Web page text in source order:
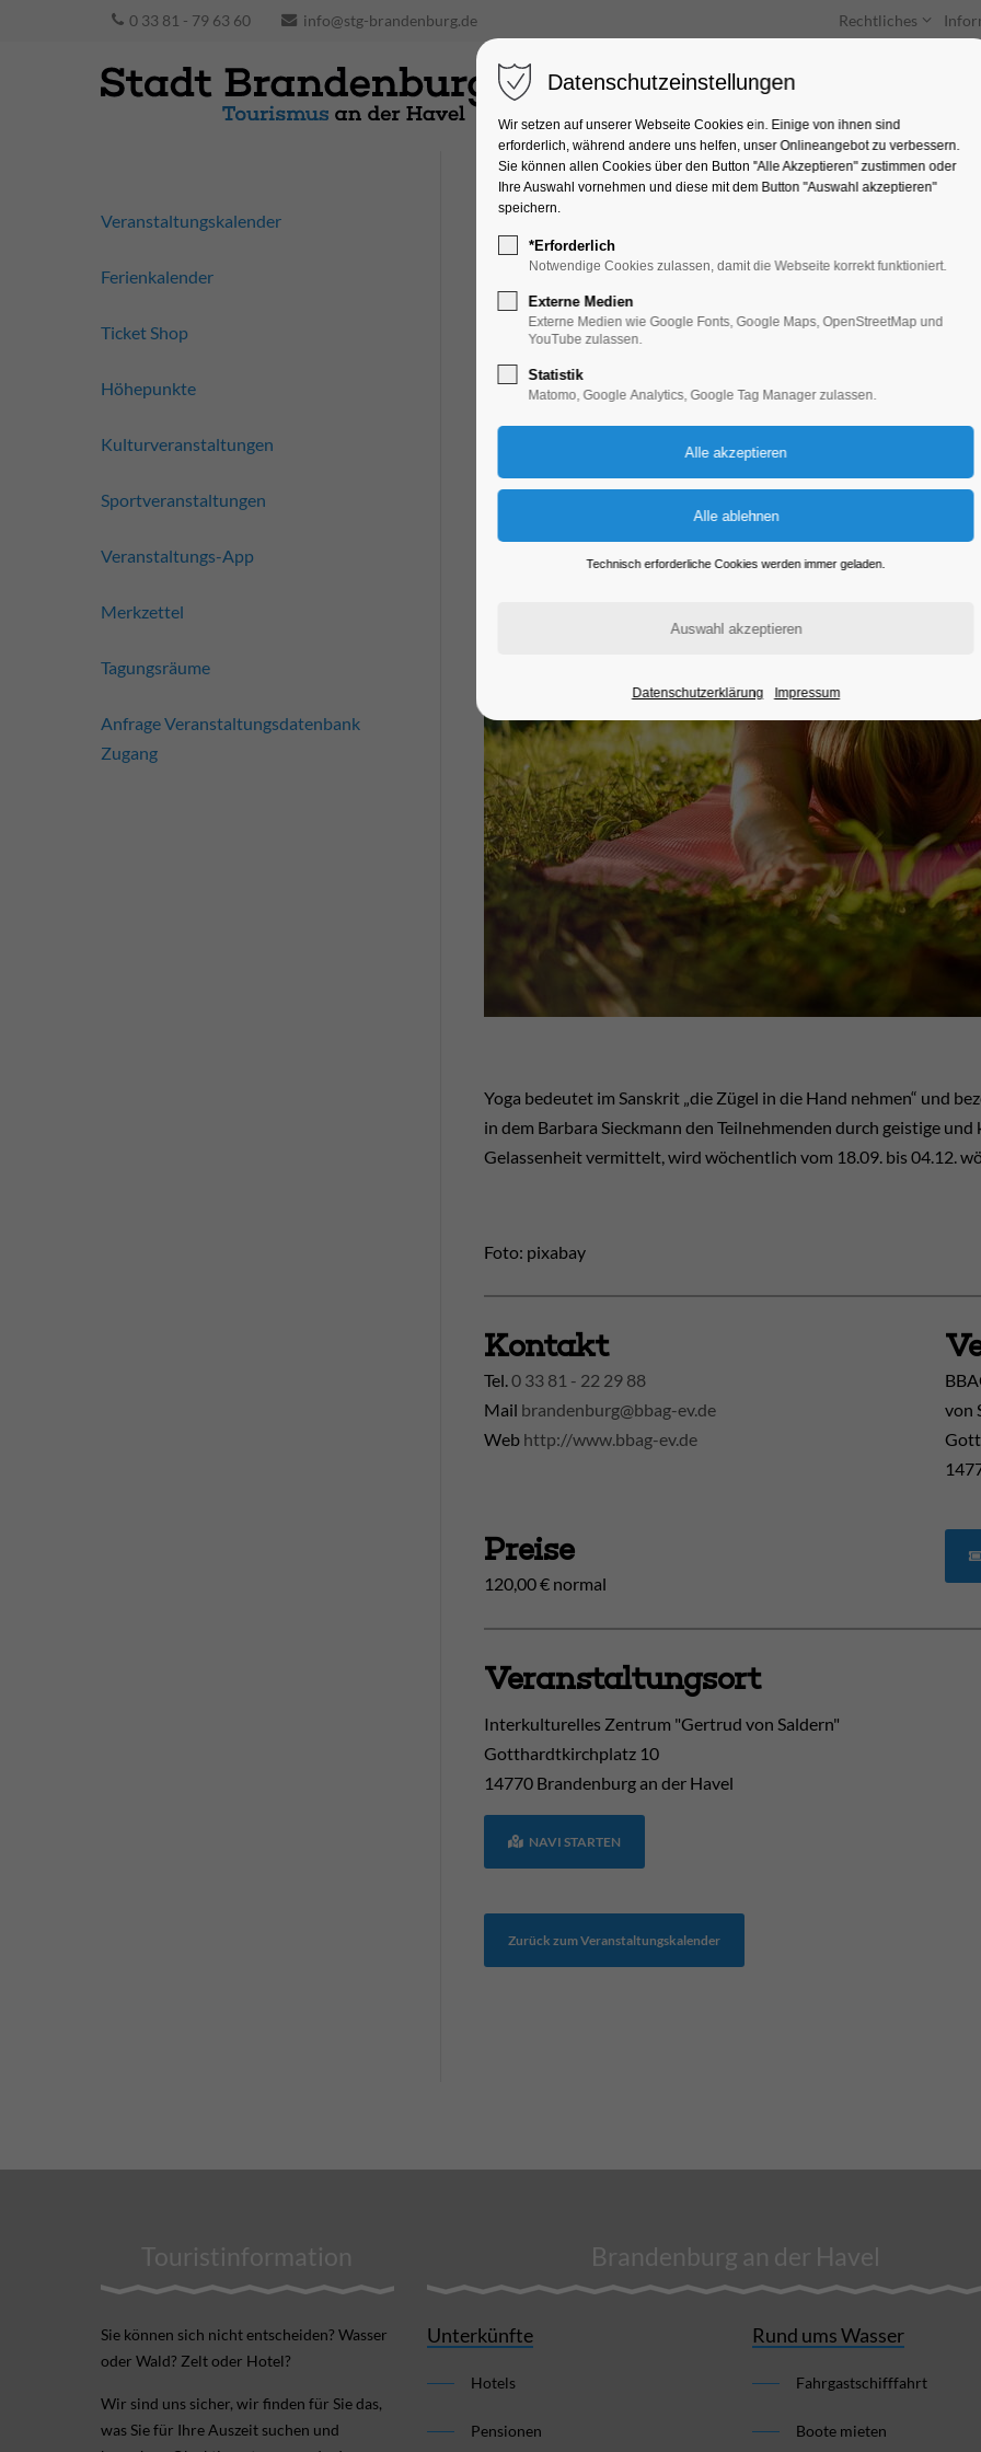
0 33 81 - 79 63 60 info@stg-brandenburg.de Rechtliches
Unterkünfte Entdecken & Erleben
Yoga
Bildung, Vortrag, Verein
12.05.2025, 17:30–19:00
Yoga bedeutet im Sanskrit „die Zügel in die Hand nehmen“ und
in dem Barbara Sieckmann den Teilnehmenden durch geistige
Gelassenheit vermittelt, wird wöchentlich vom 18.09. bis 04.12.
Foto: pixabay
Kontakt
Tel. 0 33 81 - 22 29 88
Mail brandenburg@bbag-ev.de
Web http://www.bbag-ev.de
von
Preise
120,00 € normal
Veranstaltungsort
Interkulturelles Zentrum "Gertrud von Saldern"
Gotthardtkirchplatz 10
14770 Brandenburg an der Havel
NAVI STARTEN
Zurück zum Veranstaltungskalender
Veranstaltungskalender
Ferienkalender
Ticket Shop
Höhepunkte
Kulturveranstaltungen
Sportveranstaltungen
Veranstaltungs-App
Merkzettel
Tagungsräume
Anfrage Veranstaltungsdatenbank
Zugang
Touristinformation
Sie können sich nicht ent­scheiden? Wasser
oder Wald? Zelt oder Hotel?
Wir sind uns sicher, wir finden für Sie das,
was Sie für Ihre Aus­zeit suchen und
Brandenburg an der Havel
Unterkünfte
Hotels
Pensionen
Rund ums Wasser
Fahrgastschifffahrt
Boote mieten
Datenschutzeinstellungen
Wir setzen auf unserer Webseite Cookies ein. Einige von ihnen sind
erforderlich, während andere uns helfen, unser Onlineangebot zu verbessern.
Sie können allen Cookies über den Button "Alle Akzeptieren" zustimmen oder
Ihre Auswahl vornehmen und diese mit dem Button "Auswahl akzeptieren"
speichern.
*Erforderlich
Notwendige Cookies zulassen, damit die Webseite korrekt funktioniert.
Externe Medien
Externe Medien wie Google Fonts, Google Maps, OpenStreetMap und
YouTube zulassen.
Statistik
Matomo, Google Analytics, Google Tag Manager zulassen.
Technisch erforderliche Cookies werden immer geladen.
Datenschutzerklärung Impressum